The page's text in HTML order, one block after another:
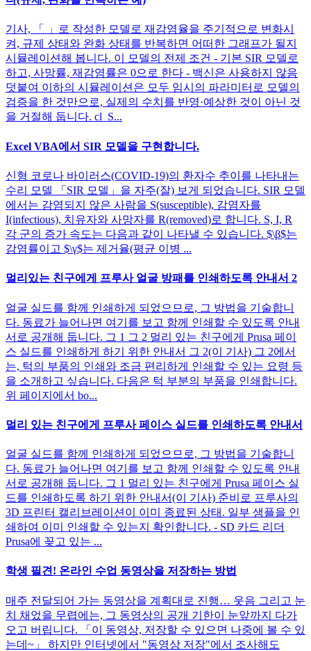
기사, 「 」로 작성한 모델로 재감염율을 주기적으로 변화시
켜, 규제 상태와 완화 상태를 반복하면 어떠한 그래프가 될지
시뮬레이션해 봅니다. 이 모델의 전제 조건 - 기본 SIR 모델로
하고, 사망률, 재감염률은 0으로 한다 - 백신은 사용하지 않음
덧붙여 이하의 시뮬레이션은 모두 임시의 파라미터로 모델의
검증을 한 것만으로, 실제의 수치를 반영·예상한 것이 아닌 것
을 거절해 둡니다. cl_S...
Excel VBA에서 SIR 모델을 구현합니다.
신형 코로나 바이러스(COVID-19)의 환자수 추이를 나타내는
수리 모델 「SIR 모델」을 자주(잘) 보게 되었습니다. SIR 모델
에서는 감염되지 않은 사람을 S(susceptible), 감염자를
I(infectious), 치유자와 사망자를 R(removed)로 합니다. S, I, R
각 군의 증가 속도는 다음과 같이 나타낼 수 있습니다. $\β$는
감염률이고 $\γ$는 제거율(평균 이병 ...
멀리있는 친구에게 프루사 얼굴 방패를 인쇄하도록 안내서 2
얼굴 실드를 함께 인쇄하게 되었으므로, 그 방법을 기술합니
다. 동료가 늘어나면 여기를 보고 함께 인쇄할 수 있도록 안내
서로 공개해 둡니다. 그 1 그 2 멀리 있는 친구에게 Prusa 페이
스 실드를 인쇄하게 하기 위한 안내서 그 2(이 기사) 그 2에서
는, 턱의 부품의 인쇄와 조금 편리하게 인쇄할 수 있는 요령 등
을 소개하고 싶습니다. 다음은 턱 부분의 부품을 인쇄합니다.
위 페이지에서 bo...
멀리 있는 친구에게 프루사 페이스 실드를 인쇄하도록 안내서
얼굴 실드를 함께 인쇄하게 되었으므로, 그 방법을 기술합니
다. 동료가 늘어나면 여기를 보고 함께 인쇄할 수 있도록 안내
서로 공개해 둡니다. 그 1 멀리 있는 친구에게 Prusa 페이스 실
드를 인쇄하도록 하기 위한 안내서(이 기사) 준비로 프루사의
3D 프린터 캘리브레이션이 이미 종료된 상태. 일부 샘플을 인
쇄하여 이미 인쇄할 수 있는지 확인합니다. - SD 카드 리더
Prusa에 꽂고 있는 ...
학생 필견! 온라인 수업 동영상을 저장하는 방법
매주 전달되어 가는 동영상을 계획대로 진행… 웃음 그리고 눈
치 채었을 무렵에는, 그 동영상의 공개 기한이 눈앞까지 다가
오고 버립니다. 「이 동영상, 저장할 수 있으면 나중에 볼 수 있
는데~」 하지만 인터넷에서 "동영상 저장"에서 조사해도